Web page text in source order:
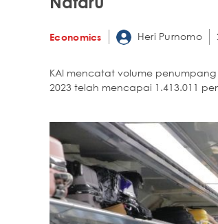
Economics Heri Purnomo
KAI mencatat volume
2023 telah mencapai 1.413.011